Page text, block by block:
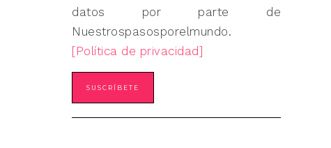
datos por parte de
Nuestrospasosporelmundo.
[Política de privacidad]